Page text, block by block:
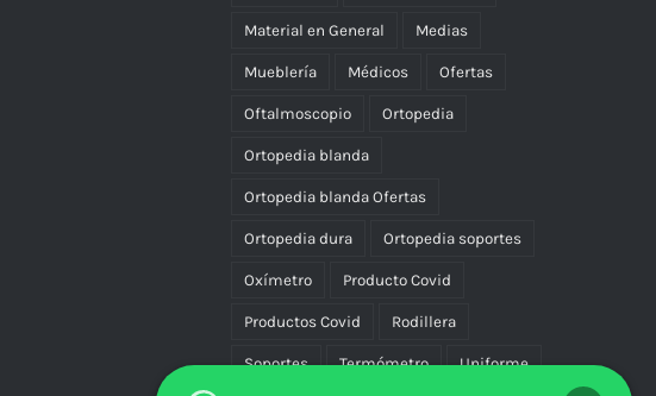
Material en General Medias
Mueblería Médicos Ofertas
Oftalmoscopio Ortopedia
Ortopedia blanda
Ortopedia blanda Ofertas
Ortopedia dura Ortopedia soportes
Oxímetro Producto Covid
Productos Covid Rodillera
Soportes Termómetro Uniforme